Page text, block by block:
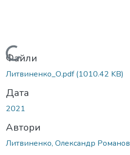
Вантажиться...
Файли
Литвиненко_О.pdf(1010.42 KB)
Дата
2021
Автори
Литвиненко, Олександр